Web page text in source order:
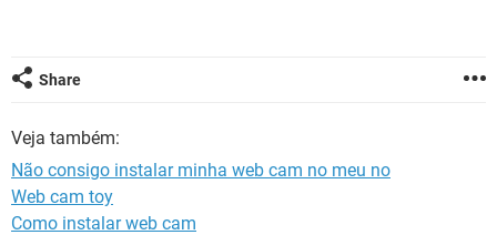
Share
Veja também:
Não consigo instalar minha web cam no meu no
Web cam toy
Como instalar web cam